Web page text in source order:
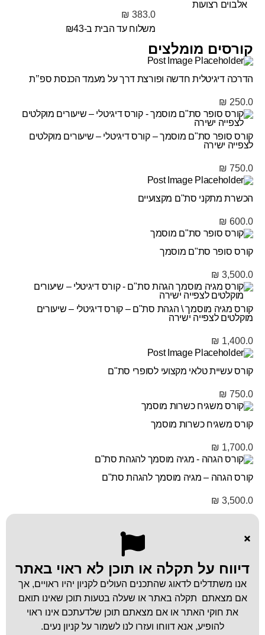
383.0
₪
משלוח עד הבית ב-₪43
קורסים מומלצים
הדרכה דיגיטלית חדשה ופורצת דרך על מעמד הכנסת ספ’’ת
250.0
₪
קורס סופר סת"ם מוסמך – קורס דיגיטלי – שיעורים מוקלטים
לצפייה ישירה
750.0
₪
הכשרת מתקני סת"ם מקצועיים
600.0
₪
קורס סופר סת"ם מוסמך
3,500.0
₪
קורס מגיה מוסמך \ הגהת סת"ם – קורס דיגיטלי – שיעורים
מוקלטים לצפייה ישירה
1,400.0
₪
קורס עשיית טלאי מקצועי לסופרי סת"ם
750.0
₪
קורס משגיח כשרות מוסמך
1,700.0
₪
קורס הגהה – מגיה מוסמך להגהת סת"ם
3,500.0
₪
דיווח על תקלה או תוכן לא ראוי באתר
אנו משתדלים לדאוג שהתכנים העולים לקניון יהיו ראויים, אך
אם מצאתם תקלה באתר או שעלה בטעות תוכן שאינו תואם
את חוקי האתר או אם מצאתם תוכן שלדעתכם אינו ראוי
להופיע, אנא דווחו ועזרו לנו לשמור על קניון נעים.